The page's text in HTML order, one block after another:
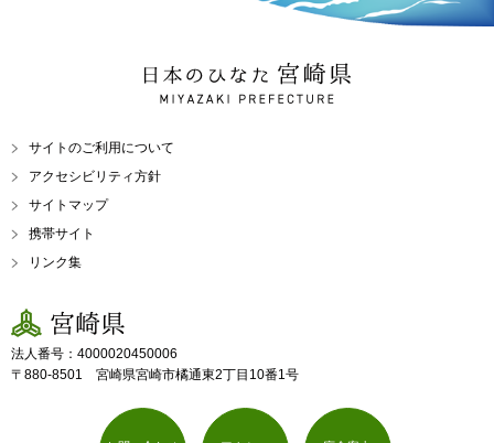
日本のひなた 宮崎県
MIYAZAKI PREFECTURE
サイトのご利用について
アクセシビリティ方針
サイトマップ
携帯サイト
リンク集
宮崎県
法人番号：4000020450006
〒880-8501 宮崎県宮崎市橘通東2丁目10番1号